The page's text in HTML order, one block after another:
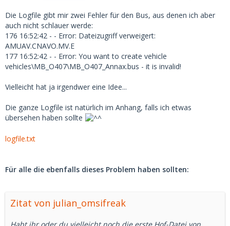
Die Logfile gibt mir zwei Fehler für den Bus, aus denen ich aber
auch nicht schlauer werde:
176 16:52:42 - - Error: Dateizugriff verweigert:
AMUAV.CNAVO.MV.E
177 16:52:42 - - Error: You want to create vehicle
vehicles\MB_O407\MB_O407_Annax.bus - it is invalid!
Vielleicht hat ja irgendwer eine Idee...
Die ganze Logfile ist natürlich im Anhang, falls ich etwas
übersehen haben sollte
logfile.txt
Für alle die ebenfalls dieses Problem haben sollten:
Zitat von julian_omsifreak